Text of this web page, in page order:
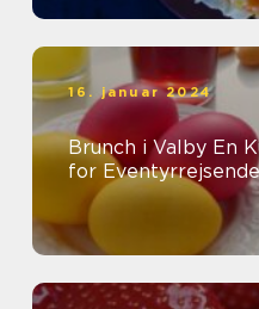
16. januar 2024
Brunch i Valby En Kulinarisk Oplevelse
for